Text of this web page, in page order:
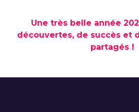
Une très belle année
découvertes, de succès et
partagés !